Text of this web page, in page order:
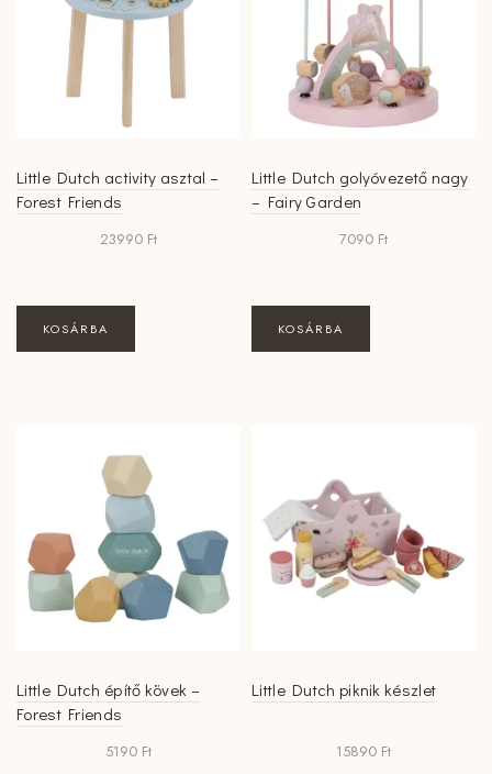
Little Dutch activity asztal –
Forest Friends
23990 Ft
KOSÁRBA
Little Dutch golyóvezető nagy
– Fairy Garden
7090 Ft
KOSÁRBA
Little Dutch építő kövek –
Forest Friends
5190 Ft
Little Dutch piknik készlet
15890 Ft